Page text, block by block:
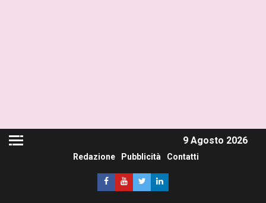
9 Agosto 2026
Redazione Pubblicità Contatti